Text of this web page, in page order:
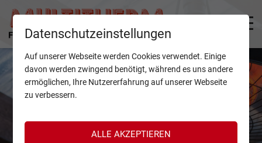
Datenschutzeinstellungen
Auf unserer Webseite werden Cookies verwendet. Einige
davon werden zwingend benötigt, während es uns andere
ermöglichen, Ihre Nutzererfahrung auf unserer Webseite
zu verbessern.
ALLE AKZEPTIEREN